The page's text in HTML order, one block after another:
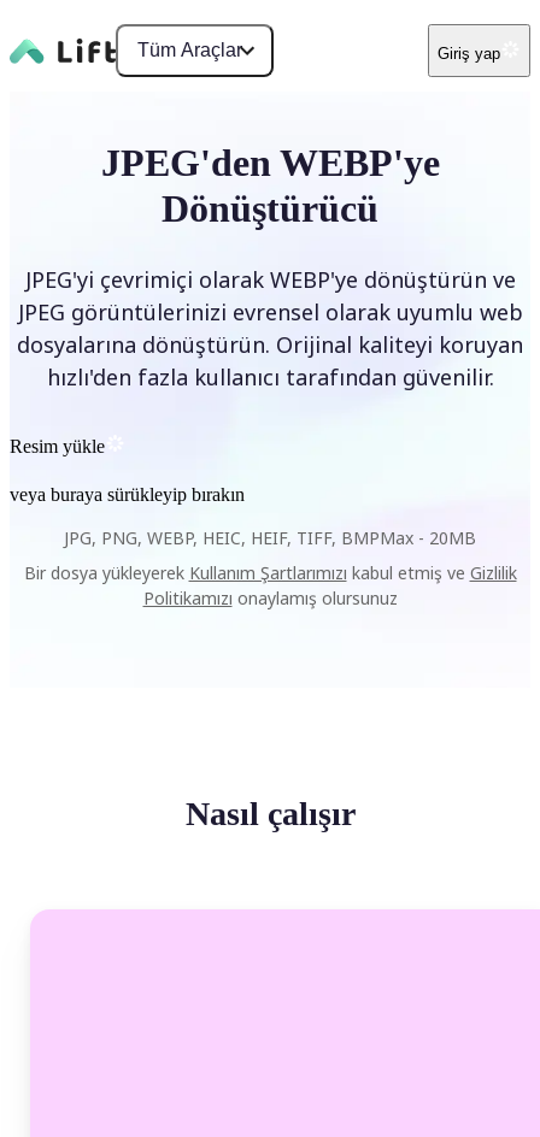
Tüm Araçlar Giriş yap
JPEG'den WEBP'ye
Dönüştürücü
JPEG'yi çevrimiçi olarak WEBP'ye dönüştürün ve
JPEG görüntülerinizi evrensel olarak uyumlu web
dosyalarına dönüştürün. Orijinal kaliteyi koruyan
hızlı'den fazla kullanıcı tarafından güvenilir.
Resim yükle
veya buraya sürükleyip bırakın
JPG, PNG, WEBP, HEIC, HEIF, TIFF, BMPMax - 20MB
Bir dosya yükleyerek Kullanım Şartlarımızı kabul etmiş ve Gizlilik
Politikamızı onaylamış olursunuz
Nasıl çalışır